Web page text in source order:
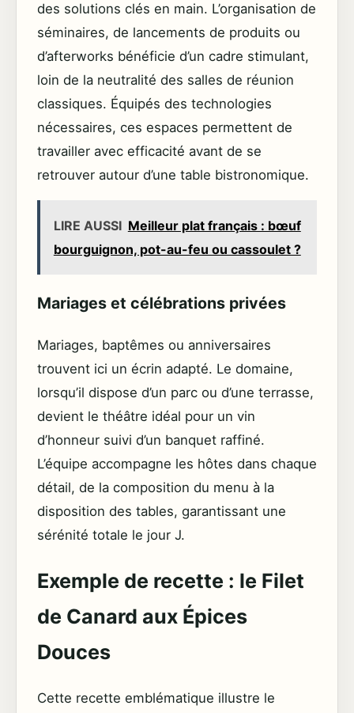
des solutions clés en main. L’organisation de
séminaires, de lancements de produits ou
d’afterworks bénéficie d’un cadre stimulant,
loin de la neutralité des salles de réunion
classiques. Équipés des technologies
nécessaires, ces espaces permettent de
travailler avec efficacité avant de se
retrouver autour d’une table bistronomique.
LIRE AUSSI Meilleur plat français : bœuf
bourguignon, pot-au-feu ou cassoulet ?
Mariages et célébrations privées
Mariages, baptêmes ou anniversaires
trouvent ici un écrin adapté. Le domaine,
lorsqu’il dispose d’un parc ou d’une terrasse,
devient le théâtre idéal pour un vin
d’honneur suivi d’un banquet raffiné.
L’équipe accompagne les hôtes dans chaque
détail, de la composition du menu à la
disposition des tables, garantissant une
sérénité totale le jour J.
Exemple de recette : le Filet
de Canard aux Épices
Douces
Cette recette emblématique illustre le